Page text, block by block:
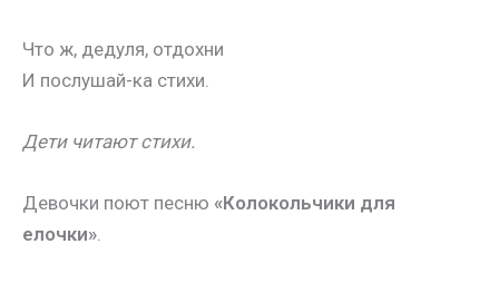
Что ж, дедуля, отдохни
И послушай-ка стихи.
Дети читают стихи.
Девочки поют песню «Колокольчики для
елочки»